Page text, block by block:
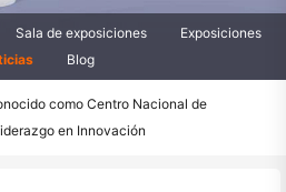
Sala de exposiciones
Exposiciones
Blog
como Centro Nacional de
en Innovación